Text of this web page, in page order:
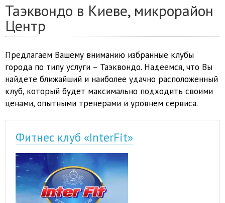
Таэквондо в Киеве, микрорайон
Центр
Предлагаем Вашему вниманию избранные клубы
города по типу услуги – Таэквондо. Надеемся, что Вы
найдете ближайший и наиболее удачно расположенный
клуб, который будет максимально подходить своими
ценами, опытными тренерами и уровнем сервиса.
Фитнес клуб «InterFit»